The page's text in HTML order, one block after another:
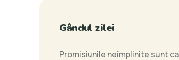
Gândul zilei
Promisiunile neîmplinite sunt ca